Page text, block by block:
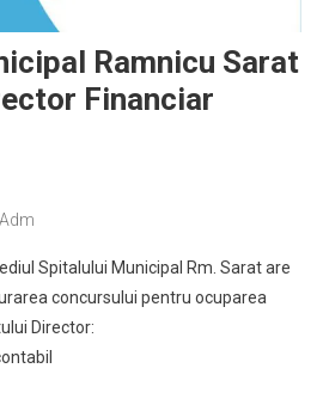
Ramnicu Sarat
Financiar
Adm
Spitalului Municipal Rm. Sarat are
concursului pentru ocuparea
Director: